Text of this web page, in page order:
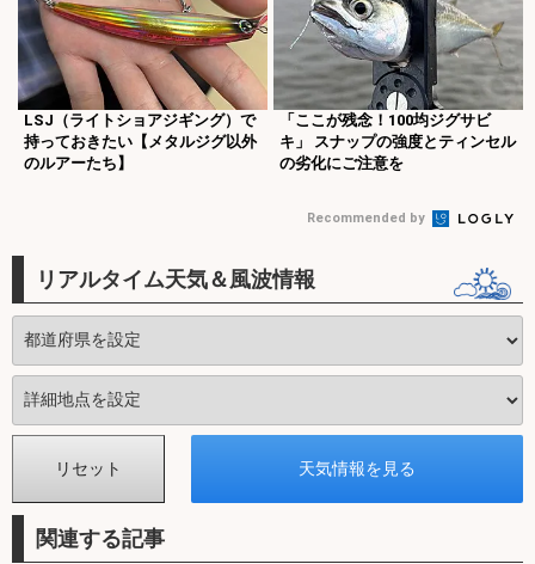
LSJ（ライトショアジギング）で
持っておきたい【メタルジグ以外
のルアーたち】
「ここが残念！100均ジグサビ
キ」 スナップの強度とティンセル
の劣化にご注意を
Recommended by
リアルタイム天気＆風波情報
関連する記事